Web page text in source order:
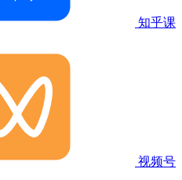
知乎课
视频号